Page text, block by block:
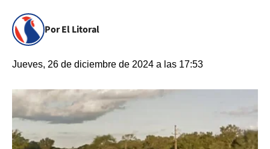
Por El Litoral
Jueves, 26 de diciembre de 2024 a las 17:53